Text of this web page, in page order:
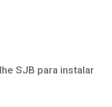
SJB para instalar